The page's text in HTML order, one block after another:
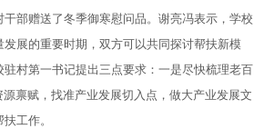
干部赠送了冬季御寒慰问品。谢亮冯表示，学校
展的重要时期，双方可以共同探讨帮扶新模
村第一书记提出三点要求：一是尽快梳理老百
禀赋，找准产业发展切入点，做大产业发展文
工作。